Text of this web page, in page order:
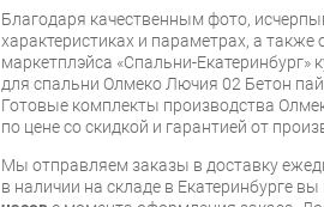
Благодаря качественным фото,
характеристиках и параметрах, а также
маркетплэйса «Спальни-Екатеринбург»
для спальни Олмеко Лючия 02 Бетон
Готовые комплекты производства
по цене со скидкой и гарантией от
Мы отправляем заказы в доставку
в наличии на складе в Екатеринбурге вы